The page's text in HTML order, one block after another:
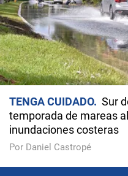
TENGA CUIDADO
Sur
temporada de mareas
inundaciones costeras
Por Daniel Castropé